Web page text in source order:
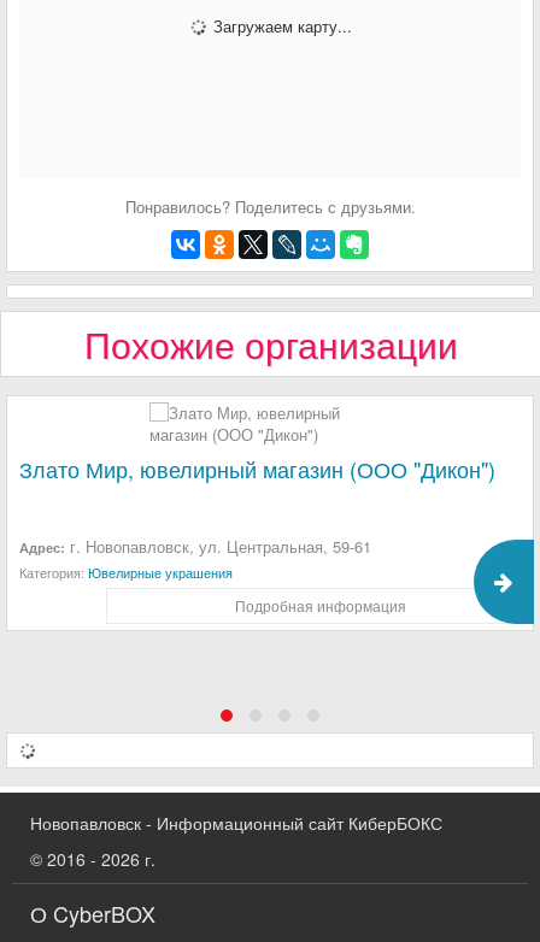
Загружаем карту...
Понравилось? Поделитесь с друзьями.
Похожие организации
Злато Мир, ювелирный магазин (ООО "Дикон")
Адрес: г. Новопавловск, ул. Центральная, 59-61
Категория: Ювелирные украшения
Подробная информация
Новопавловск - Информационный сайт КиберБОКС
© 2016 - 2026 г.
О CyberBOX